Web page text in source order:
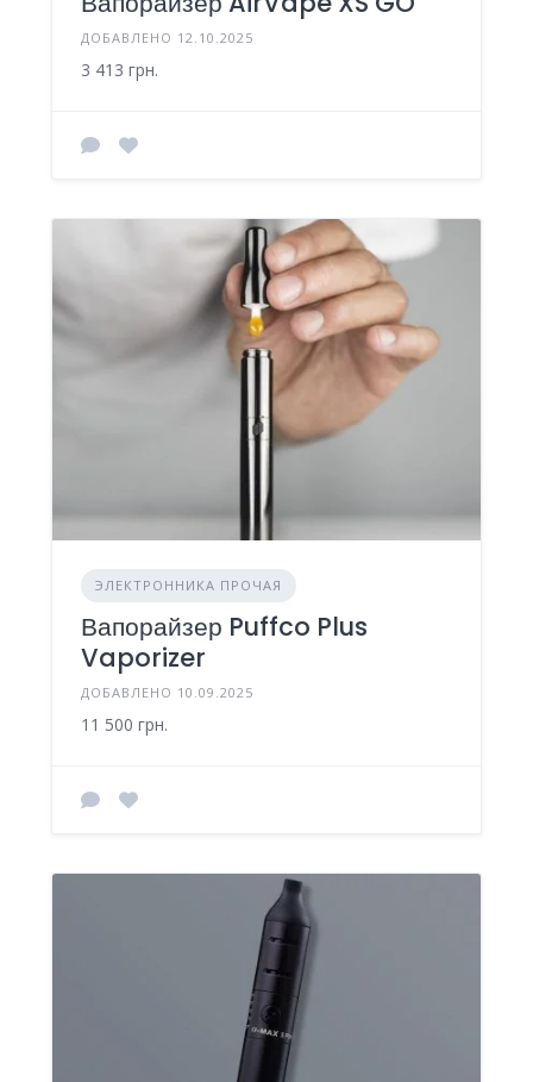
ДОБАВЛЕНО 12.10.2025
3 413 грн.
ЭЛЕКТРОННИКА ПРОЧАЯ
Вапорайзер Puffco Plus
Vaporizer
ДОБАВЛЕНО 10.09.2025
11 500 грн.